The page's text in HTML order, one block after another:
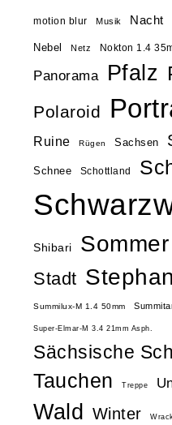
motion blur Musik Nacht
Nebel Netz Nokton 1.4
Panorama Pfalz
Polaroid
Ruine Rügen Sachsen
Schnee Schottland
Shibari Sommer
Stadt
Summilux-M 1.4 50mm
Super-Elmar-M 3.4 21mm Asph.
Sächsische
Tauchen
Treppe
Wald Winter Wrack